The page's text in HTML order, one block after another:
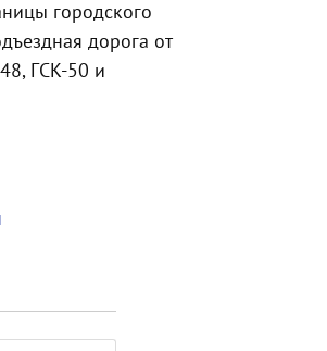
городского
дорога от
ГСК-50 и